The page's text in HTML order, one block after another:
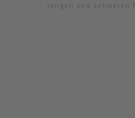
langen und schweren